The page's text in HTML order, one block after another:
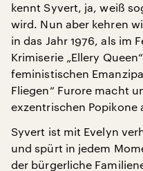
kennt Syvert, ja, weiß
wird. Nun aber kehren
in das Jahr 1976, als im
Krimiserie „Ellery
feministischen
Fliegen“ Furore macht
exzentrischen Popikone
Syvert ist mit Evelyn
und spürt in jedem
der bürgerliche